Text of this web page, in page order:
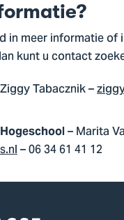
in meer informatie of
kunt u contact
Tabacznik –
– Marita
– 06 34 61 41 12